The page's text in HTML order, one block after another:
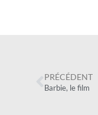
PRÉCÉDENT
Barbie, le film